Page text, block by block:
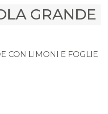
GRANDE
CON LIMONI E FOGLIE